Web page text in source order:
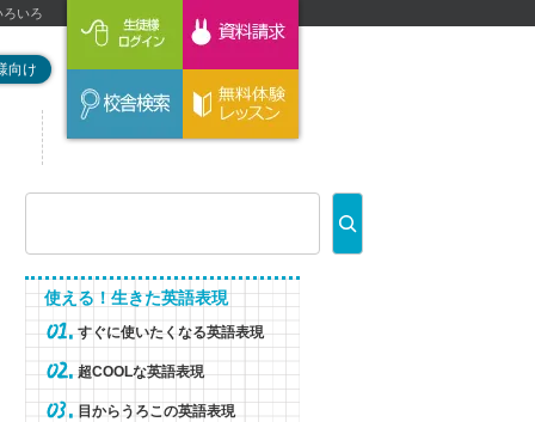
ろいろ
向け
使える！生きた英語表現
すぐに使いたくなる英語表現
超COOLな英語表現
目からうろこの英語表現